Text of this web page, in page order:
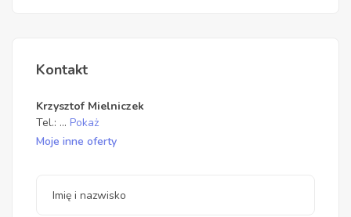
Kontakt
Krzysztof Mielniczek
Tel.: ... Pokaż
Moje inne oferty